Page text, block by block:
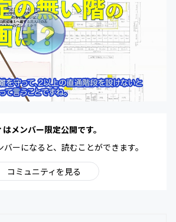
メンバー限定公開です。
ーになると、読むことができます。
コミュニティを見る